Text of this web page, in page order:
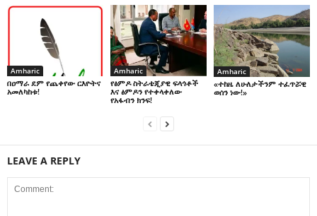
Amharic
በዐማራ ደም የጨቀየው ርእዮትና
አመለካከቱ!
Amharic
የፅምዶ ስትራቴጂያዊ ፍላጎቶች
እና ፅምዶን የተቀላቀለው
የአፋብን ክንፍ!
Amharic
«ተከዜ ለሁለታችንም ተፈጥሯዊ
ወሰን ነው!»
LEAVE A REPLY